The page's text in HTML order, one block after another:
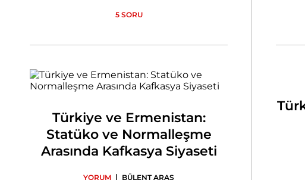
5 SORU
Türkiye ve Ermenistan:
Statüko ve Normalleşme
Arasında Kafkasya Siyaseti
YORUM | BÜLENT ARAS